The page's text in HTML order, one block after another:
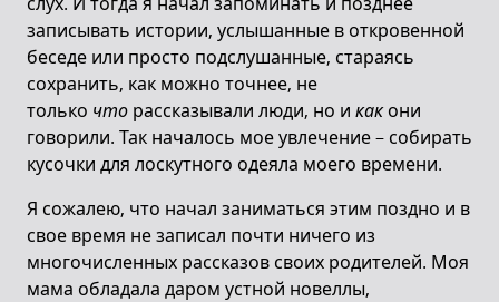
записывать истории, услышанные в откровенной
беседе или просто подслушанные, стараясь
сохранить, как можно точнее, не
только что рассказывали люди, но и какони
говорили. Так началось мое увлечение – собирать
кусочки для лоскутного одеяла моего времени.
Я сожалею, что начал заниматься этим поздно и в
свое время не записал почти ничего из
многочисленных рассказов своих родителей. Моя
мама обладала даром устной новеллы,